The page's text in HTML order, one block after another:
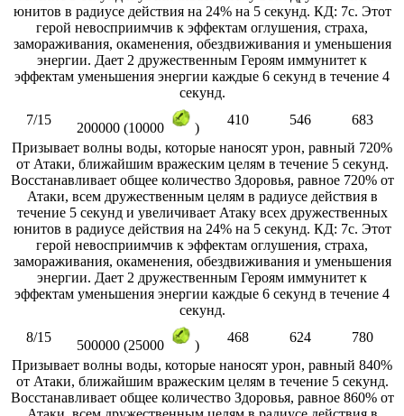
юнитов в радиусе действия на 24% на 5 секунд. КД: 7с. Этот
герой невосприимчив к эффектам оглушения, страха,
замораживания, окаменения, обездвиживания и уменьшения
энергии. Дает 2 дружественным Героям иммунитет к
эффектам уменьшения энергии каждые 6 секунд в течение 4
секунд.
7/15
200000 (10000 )
410 546
683
Призывает волны воды, которые наносят урон, равный 720%
от Атаки, ближайшим вражеским целям в течение 5 секунд.
Восстанавливает общее количество Здоровья, равное 720% от
Атаки, всем дружественным целям в радиусе действия в
течение 5 секунд и увеличивает Атаку всех дружественных
юнитов в радиусе действия на 24% на 5 секунд. КД: 7с. Этот
герой невосприимчив к эффектам оглушения, страха,
замораживания, окаменения, обездвиживания и уменьшения
энергии. Дает 2 дружественным Героям иммунитет к
эффектам уменьшения энергии каждые 6 секунд в течение 4
секунд.
8/15
500000 (25000 )
468 624
780
Призывает волны воды, которые наносят урон, равный 840%
от Атаки, ближайшим вражеским целям в течение 5 секунд.
Восстанавливает общее количество Здоровья, равное 860% от